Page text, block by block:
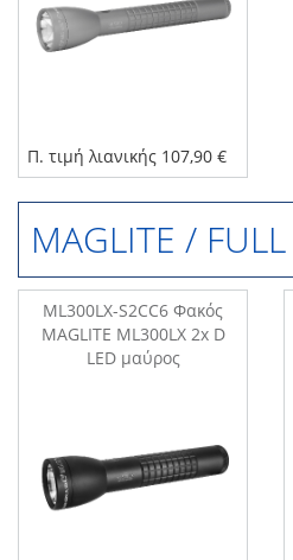
Π. τιμή λιανικής 107,90 €
MAGLITE /
ML300LX-S2CC6 Φακός
MAGLITE ML300LX 2x D
LED μαύρος